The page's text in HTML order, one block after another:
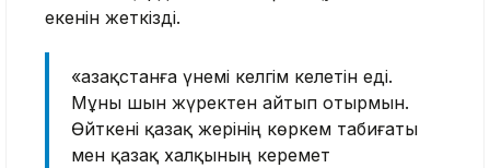
екенін жеткізді.
«Қазақстанға үнемі келгім келетін еді.
Мұны шын жүректен айтып отырмын.
Өйткені қазақ жерінің көркем табиғаты
мен қазақ халқының керемет